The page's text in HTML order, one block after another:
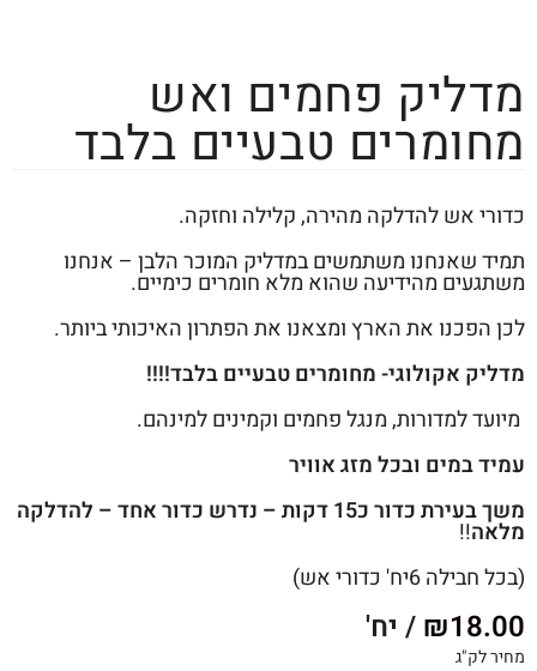
מדליק פחמים ואש
מחומרים טבעיים בלבד
כדורי אש להדלקה מהירה, קלילה וחזקה.
תמיד שאנחנו משתמשים במדליק המוכר הלבן – אנחנו
משתגעים מהידיעה שהוא מלא חומרים כימיים.
לכן הפכנו את הארץ ומצאנו את הפתרון האיכותי ביותר.
מדליק אקולוגי- מחומרים טבעיים בלבד!!!!
מיועד למדורות, מנגל פחמים וקמינים למינהם.
עמיד במים ובכל מזג אוויר
משך בעירת כדור כ15 דקות – נדרש כדור אחד – להדלקה
מלאה!!
(בכל חבילה 6יח' כדורי אש)
₪18.00 / יח'
מחיר לק"ג